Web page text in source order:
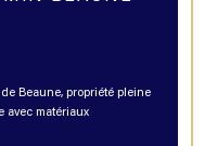
Beaune, propriété pleine
avec matériaux